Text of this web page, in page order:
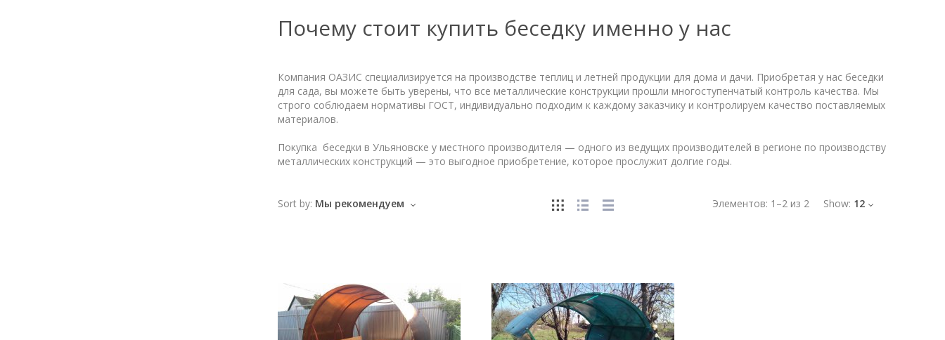
Почему стоит купить беседку именно у нас
Компания ОАЗИС специализируется на производстве теплиц и летней продукции для дома и дачи. Приобретая у нас беседки
для сада, вы можете быть уверены, что все металлические конструкции прошли многоступенчатый контроль качества. Мы
строго соблюдаем нормативы ГОСТ, индивидуально подходим к каждому заказчику и контролируем качество поставляемых
материалов.
Покупка беседки в Ульяновске у местного производителя — одного из ведущих производителей в регионе по производству
металлических конструкций — это выгодное приобретение, которое прослужит долгие годы.
Элементов: 1 –2 из 2 Show: 12
Sort by: Мы рекомендуем